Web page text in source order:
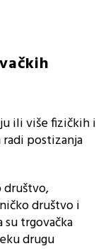
ili više fizičkih i
postizanja
društvo,
društvo i
trgovačka
drugu